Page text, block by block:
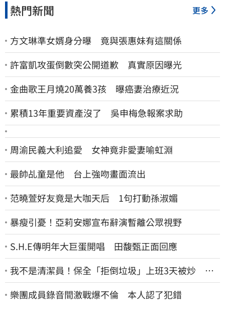
熱門新聞 更多
方文琳準女婿身分曝 竟與張惠妹有這關係
許富凱攻蛋倒數突公開道歉 真實原因曝光
金曲歌王月燒20萬養3孩 曝癌妻治療近況
累積13年重要資產沒了 吳申梅急報案求助
周渝民義大利追愛 女神竟非愛妻喻虹淵
最帥乩童是他 台上強吻畫面流出
范曉萱好友竟是大咖天后 1句打動孫淑媚
暴瘦引憂！亞莉安娜宣布辭演暫離公眾視野
S.H.E傳明年大巨蛋開唱 田馥甄正面回應
我不是清潔員！保全「拒倒垃圾」上班3天被炒 找
法院討公道結果出爐
樂團成員錄音間激戰爆不倫 本人認了犯錯